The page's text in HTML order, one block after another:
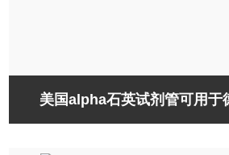
美国alpha石英试剂管可用